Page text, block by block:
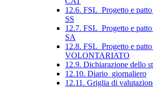
12.6. FSL_Progetto e
SS
12.7. FSL_Progetto e
SA
12.8. FSL_Progetto e
VOLONTARIATO
12.9. Dichiarazione dello
12.10. Diario_giornaliero
12.11. Griglia di